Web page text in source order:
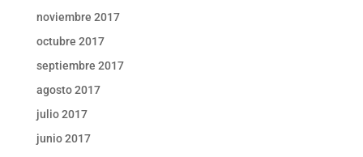
noviembre 2017
octubre 2017
septiembre 2017
agosto 2017
julio 2017
junio 2017